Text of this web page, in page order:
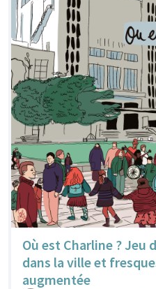
Où est Charline ? Jeu
dans la ville et
augmentée